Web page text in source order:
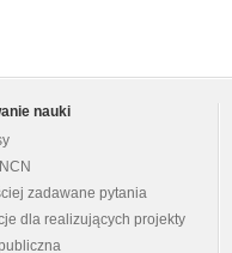
nauki
zadawane pytania
dla realizujących projekty